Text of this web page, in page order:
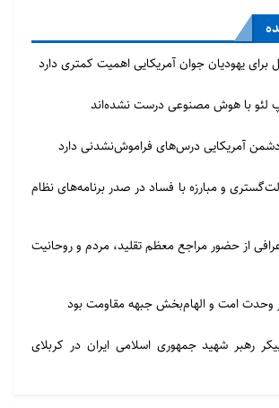
برای یهودیان جوان آمریکایی اهمیت کمتری دارد
لئو با هوش مصنوعی درست نشده‌اند
دشمن آمریکایی درس‌های فراموش‌نشدنی دارد
و مبارزه با فساد در صدر برنامه‌های نظام
از حضور مراجع معظم تقلید، مردم و روحانیت
وحدت امت و الهام‌بخش جبهه مقاومت بود
رهبر شهید جمهوری اسلامی ایران در کربلای